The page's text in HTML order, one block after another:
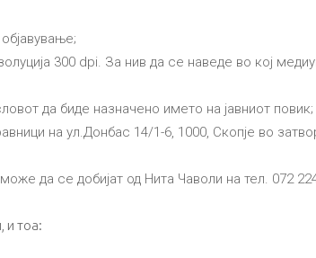
300 dpi. За нив да се наведе во кој
да биде назначено името на јавниот
на ул.Донбас 14/1-6, 1000, Скопје во
да се добијат од Нита Чаволи на тел. 072
и тоа: